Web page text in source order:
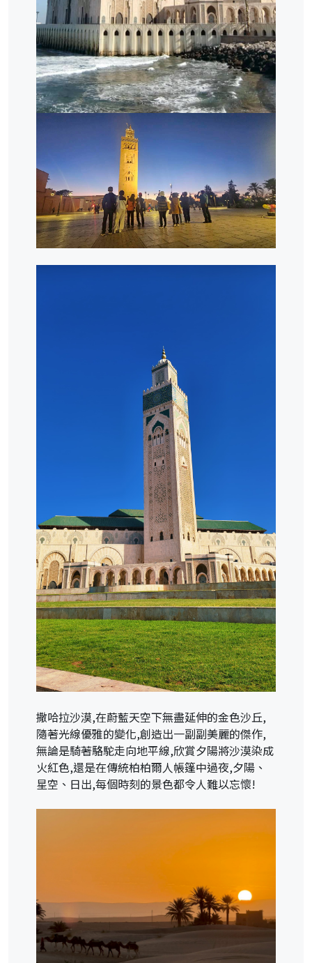
撒哈拉沙漠,在蔚藍天空下無盡延伸的金色沙丘,
隨著光線優雅的變化,創造出一副副美麗的傑作,
無論是騎著駱駝走向地平線,欣賞夕陽將沙漠染成
火紅色,還是在傳統柏柏爾人帳篷中過夜,夕陽、
星空、日出,每個時刻的景色都令人難以忘懷!